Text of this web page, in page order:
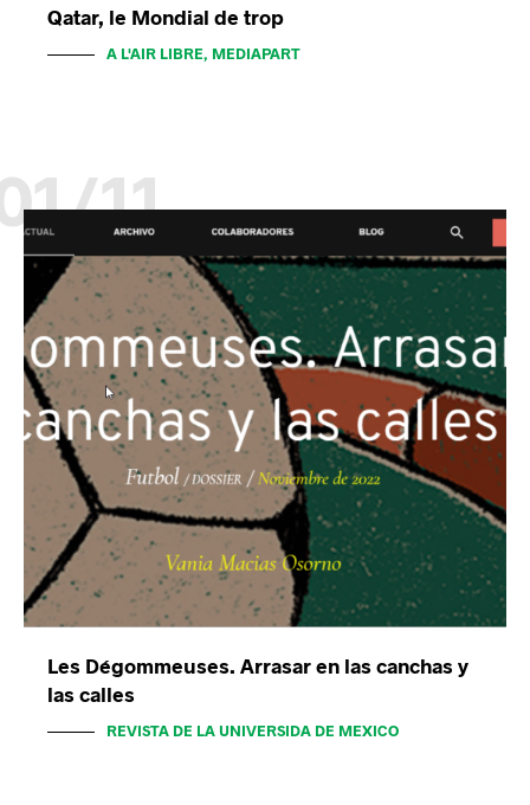
Qatar, le Mondial de trop
A L'AIR LIBRE, MEDIAPART
11
Les Dégommeuses. Arrasar en las canchas y
las calles
REVISTA DE LA UNIVERSIDA DE MEXICO